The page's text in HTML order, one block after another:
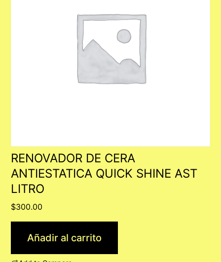
RENOVADOR DE CERA
ANTIESTATICA QUICK SHINE AST
LITRO
$300.00
Añadir al carrito